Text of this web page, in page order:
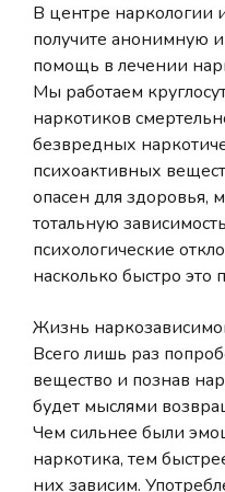
В центре наркологии
получите анонимную
помощь в лечении
Мы работаем
наркотиков
безвредных
психоактивных
опасен для здоровья,
тотальную
психологические
насколько быстро это
Жизнь
Всего лишь раз
вещество и познав
будет мыслями
Чем сильнее были
наркотика, тем
них зависим.